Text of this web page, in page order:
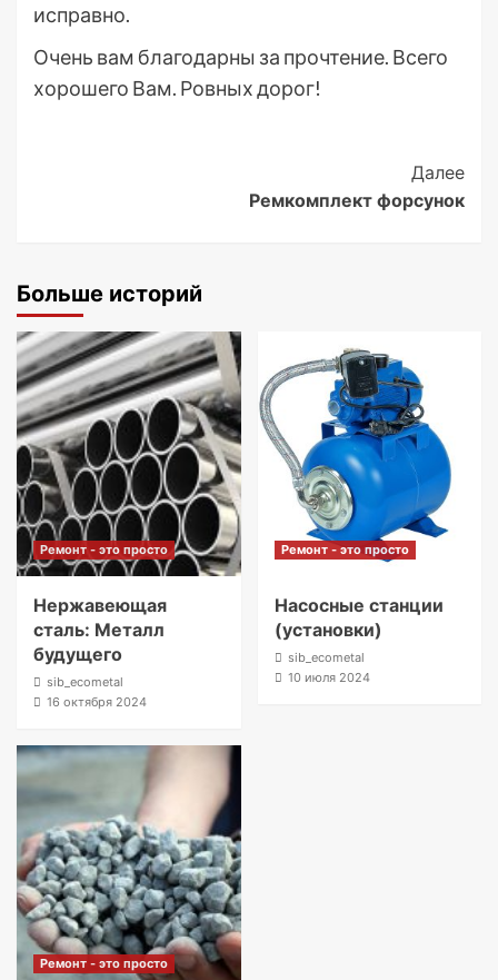
исправно.
Очень вам благодарны за прочтение. Всего
хорошего Вам. Ровных дорог!
Далее
Ремкомплект форсунок
Больше историй
Ремонт - это просто
Нержавеющая
сталь: Металл
будущего
sib_ecometal
16 октября 2024
Ремонт - это просто
Насосные станции
(установки)
sib_ecometal
10 июля 2024
Ремонт - это просто